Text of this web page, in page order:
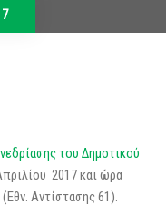
του Δημοτικού
2017 και ώρα
Αντίστασης 61).